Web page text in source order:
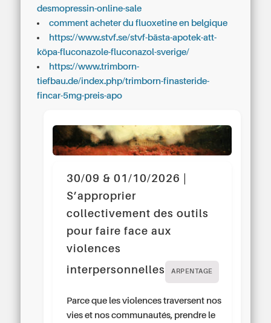
desmopressin-online-sale
comment acheter du fluoxetine en belgique
https://www.stvf.se/stvf-bästa-apotek-att-
köpa-fluconazole-fluconazol-sverige/
https://www.trimborn-
tiefbau.de/index.php/trimborn-finasteride-
fincar-5mg-preis-apo
30/09 & 01/10/2026 |
S’approprier
collectivement des outils
pour faire face aux
violences
interpersonnelles
ARPENTAGE
Parce que les violences traversent nos
vies et nos communautés, prendre le